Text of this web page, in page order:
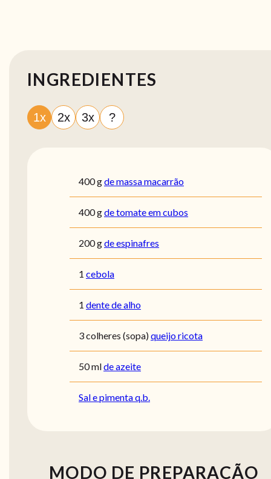
INGREDIENTES
1x 2x 3x ?
400gde massa macarrão
400gde tomate em cubos
200gde espinafres
1 cebola
1 dente de alho
3colheres (sopa)queijo ricota
50mlde azeite
Sal e pimenta q.b.
MODO DE PREPARAÇÃO